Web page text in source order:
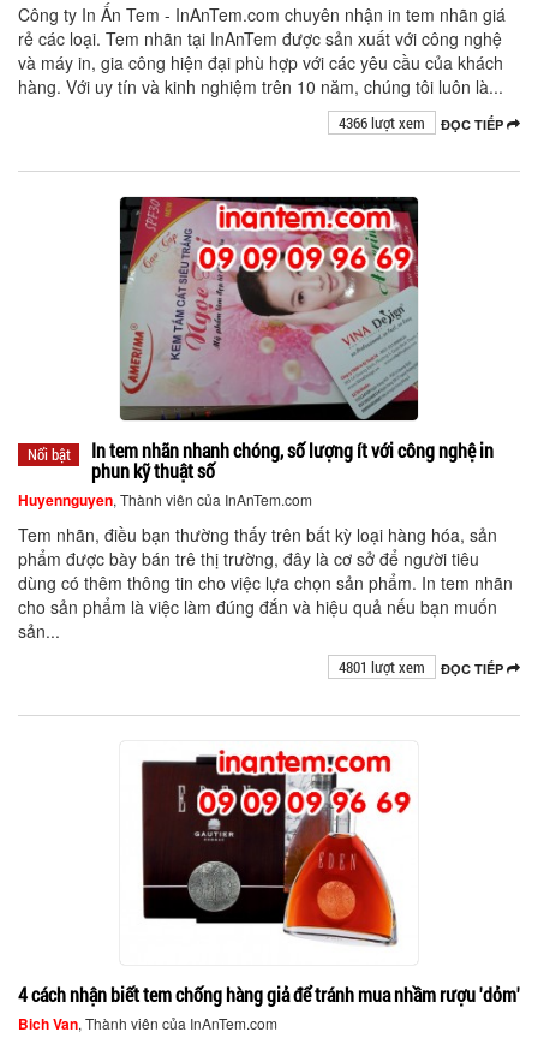
Công ty In Ấn Tem - InAnTem.com chuyên nhận in tem nhãn giá
rẻ các loại. Tem nhãn tại InAnTem được sản xuất với công nghệ
và máy in, gia công hiện đại phù hợp với các yêu cầu của khách
hàng. Với uy tín và kinh nghiệm trên 10 năm, chúng tôi luôn là...
ĐỌC TIẾP
4366 lượt xem
Nổi bật
In tem nhãn nhanh chóng, số lượng ít với công nghệ in
phun kỹ thuật số
Huyennguyen, Thành viên của InAnTem.com
Tem nhãn, điều bạn thường thấy trên bất kỳ loại hàng hóa, sản
phẩm được bày bán trê thị trường, đây là cơ sở để người tiêu
dùng có thêm thông tin cho việc lựa chọn sản phẩm. In tem nhãn
cho sản phẩm là việc làm đúng đắn và hiệu quả nếu bạn muốn
sản...
ĐỌC TIẾP
4801 lượt xem
4 cách nhận biết tem chống hàng giả để tránh mua nhầm rượu 'dỏm'
Bich Van, Thành viên của InAnTem.com